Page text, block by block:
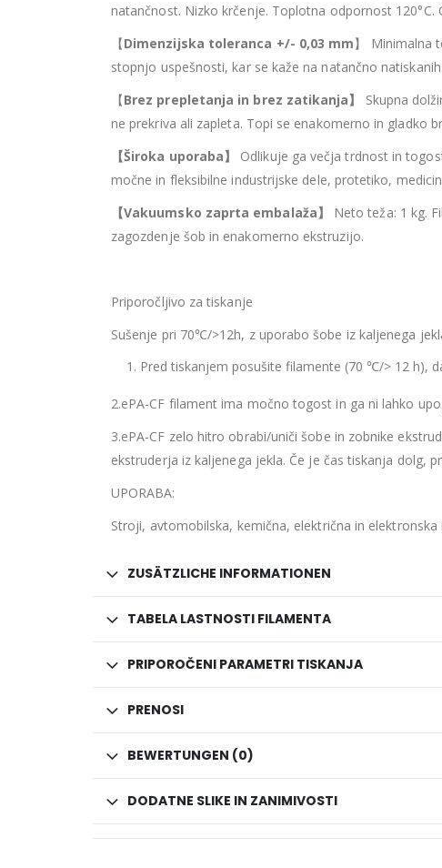
natančnost. Nizko krčenje. Toplotna odpornost
【Dimenzijska toleranca +/- 0,03 mm】 Minimalna
stopnjo uspešnosti, kar se kaže na natančno
【Brez prepletanja in brez zatikanja】
Skupna
ne prekriva ali zapleta. Topi se enakomerno in gladko
【Široka uporaba】
Odlikuje ga večja trdnost in
močne in fleksibilne industrijske dele, protetiko,
【Vakuumsko zaprta embalaža】
Neto teža: 1 kg.
zagozdenje šob in enakomerno ekstruzijo.
Priporočljivo za tiskanje
Sušenje pri 70℃/>12h, z uporabo šobe iz kaljenega
Pred tiskanjem posušite filamente (70 ℃/> 12 h),
2.ePA-CF filament ima močno togost in ga ni lahko
3.ePA-CF zelo hitro obrabi/uniči šobe in zobnike
ekstruderja iz kaljenega jekla. Če je čas tiskanja
UPORABA:
Stroji, avtomobilska, kemična, električna in elektronska
ZUSÄTZLICHE INFORMATIONEN
TABELA LASTNOSTI FILAMENTA
PRIPOROČENI PARAMETRI TISKANJA
PRENOSI
BEWERTUNGEN (0)
DODATNE SLIKE IN ZANIMIVOSTI